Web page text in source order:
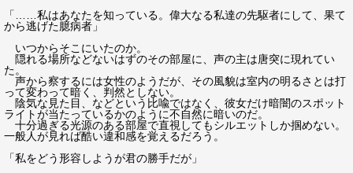
「……私はあなたを知っている。偉大なる私達の先駆者にして、果て
から逃げた臆病者」
いつからそこにいたのか。
隠れる場所などないはずのその部屋に、声の主は唐突に現れてい
た。
声から察するには女性のようだが、その風貌は室内の明るさとは打
って変わって暗く、判然としない。
陰気な見た目、などという比喩ではなく、彼女だけ暗闇のスポット
ライトが当たっているかのように不自然に暗いのだ。
十分過ぎる光源のある部屋で直視してもシルエットしか掴めない。
一般人が見れば酷い違和感を覚えるだろう。
「私をどう形容しようが君の勝手だが」